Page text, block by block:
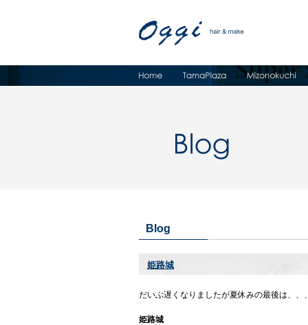
Blog
姫路城
だいぶ遅くなりましたが夏休みの最後は、、、
姫路城